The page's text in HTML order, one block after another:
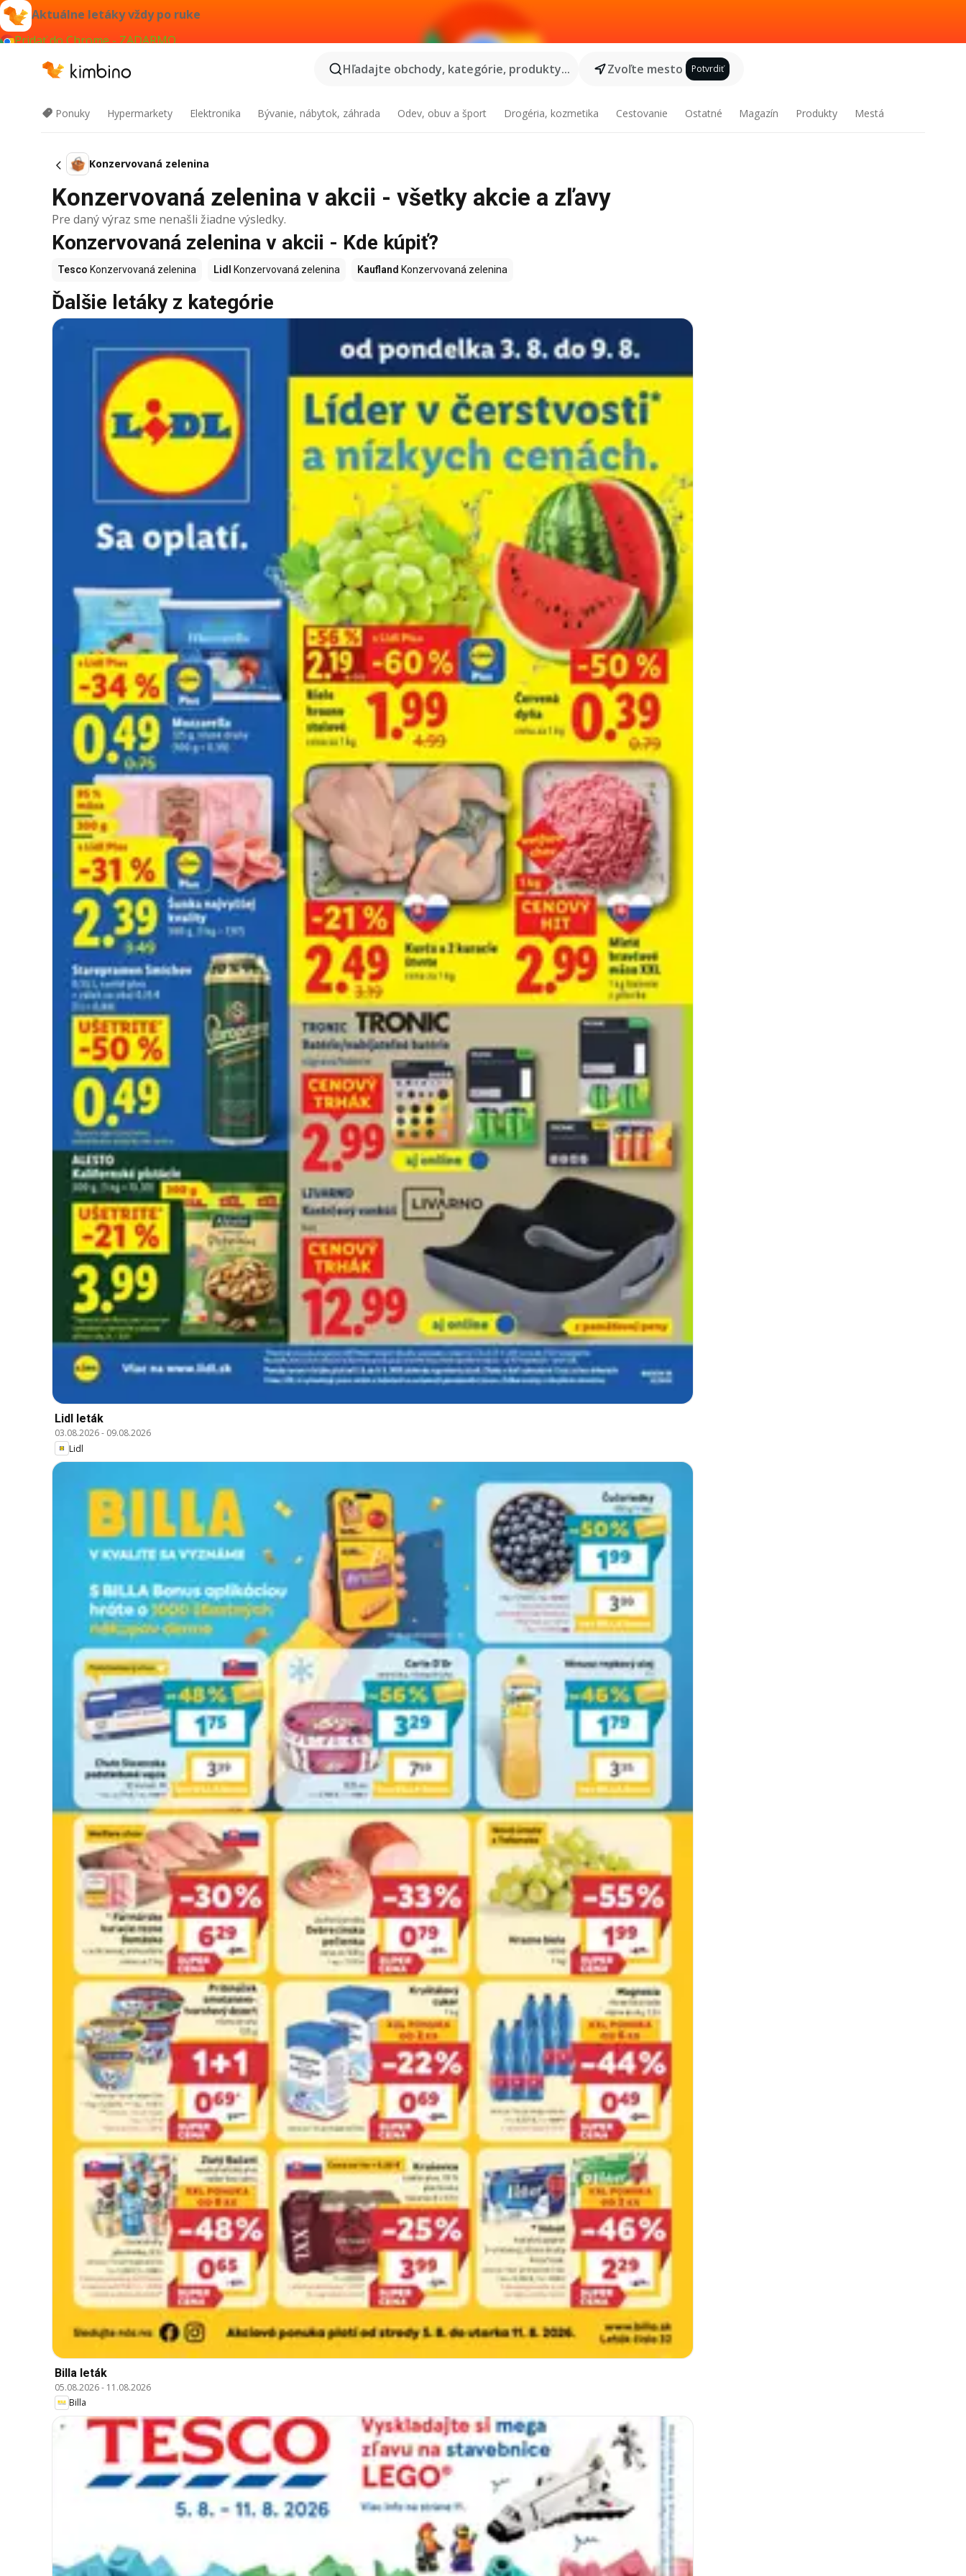
Aktuálne letáky vždy po ruke
Pridať do Chrome - ZADARMO
Hľadajte obchody, kategórie, produkty...
Zvoľte mesto Potvrdiť
Ponuky Hypermarkety Elektronika Bývanie, nábytok, záhrada Odev, obuv a šport Drogéria, kozmetika Cestovanie Ostatné Magazín Produkty Mestá
Konzervovaná zelenina
Konzervovaná zelenina v akcii - všetky akcie a zľavy
Pre daný výraz sme nenašli žiadne výsledky.
Konzervovaná zelenina v akcii - Kde kúpiť?
Tesco Konzervovaná zelenina Lidl Konzervovaná zelenina Kaufland Konzervovaná zelenina
Ďalšie letáky z kategórie
Lidl leták
03.08.2026- 09.08.2026
Lidl
Billa leták
05.08.2026- 11.08.2026
Billa